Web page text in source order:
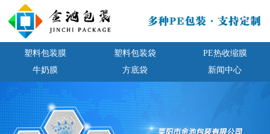
塑料包装膜 塑料包装袋
PE热收缩膜
牛奶膜
方底袋 新闻中心